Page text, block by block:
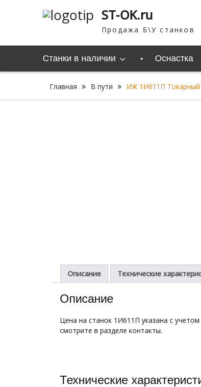
ST-OK.ru
Продажа Б\У станков
Станки в наличии Оснастка
Главная В пути ИЖ 1И611П
Описание Технические
Описание
Цена на станок 1И611П указана с
смотрите в разделе контакты.
Технические